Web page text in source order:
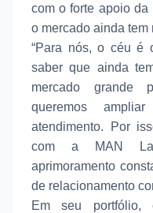
com o forte apoio da
o mercado ainda tem
“Para nós, o céu é
saber que ainda
mercado grande
queremos
atendimento. Por
com a MAN
aprimoramento
de relacionamento
Em seu portfólio,